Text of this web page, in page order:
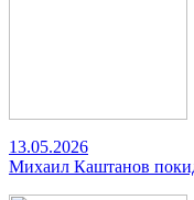
13.05.2026
Михаил Каштанов